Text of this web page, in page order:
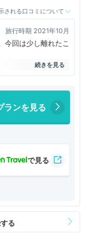
される口コミについて
旅行時期 2021年10月
今回は少し離れたこ
ランを見る